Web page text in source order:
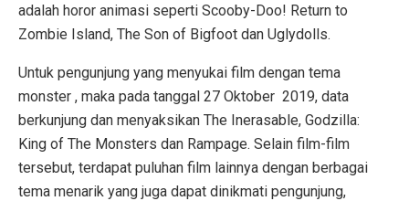
adalah horor animasi seperti Scooby-Doo! Return to
Zombie Island, The Son of Bigfoot dan Uglydolls.
Untuk pengunjung yang menyukai film dengan tema
monster , maka pada tanggal 27 Oktober 2019, data
berkunjung dan menyaksikan The Inerasable, Godzilla:
King of The Monsters dan Rampage. Selain film-film
tersebut, terdapat puluhan film lainnya dengan berbagai
tema menarik yang juga dapat dinikmati pengunjung,